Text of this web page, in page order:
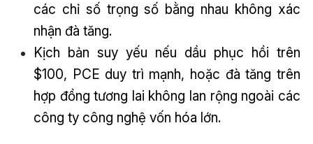
các chỉ số trọng số bằng nhau không xác
nhận đà tăng.
Kịch bản suy yếu nếu dầu phục hồi trên
$100, PCE duy trì mạnh, hoặc đà tăng trên
hợp đồng tương lai không lan rộng ngoài các
công ty công nghệ vốn hóa lớn.